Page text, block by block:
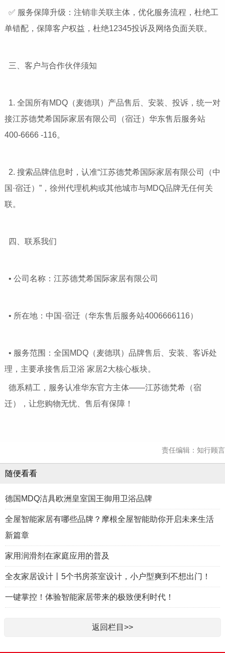
✅ 服务保障升级：注销非关联主体，优化服务流程，杜绝工
单错配，保障客户权益，杜绝12345投诉及网络负面关联。
三、客户与合作伙伴须知
1. 全国所有MDQ（麦德琪）产品售后、安装、投诉，统一对
接江苏德梵希国际家居有限公司（宿迁）华东售后服务站
400-6666 -116。
2. 搜索品牌信息时，认准“江苏德梵希国际家居有限公司（中
国·宿迁）”，徐州代理机构或其他城市与MDQ品牌无任何关
联。
四、联系我们
• 公司名称：江苏德梵希国际家居有限公司
• 所在地：中国·宿迁（华东售后服务站4006666116）
• 服务范围：全国MDQ（麦德琪）品牌售后、安装、客诉处
理，主要承接售后卫浴 家居2大核心板块。
德系精工，服务认准华东官方主体——江苏德梵希（宿
迁），让您购物无忧、售后有保障！
责任编辑：知行顾言
随便看看
德国MDQ洁具欧洲皇室国王御用卫浴品牌
全屋智能家居有哪些品牌？摩根全屋智能助你开启未来生活
新篇章
家用润滑剂在家庭应用的普及
全友家居设计丨5个书房茶室设计，小户型爽到不想出门！
一键掌控！体验智能家居带来的极致便利时代！
返回栏目>>